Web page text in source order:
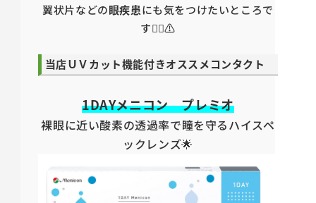
翼状片などの眼疾患にも気をつけたいところで
す😵‍💫⚠️
当店ＵＶカット機能付きオススメコンタクト
1DAYメニコン プレミオ
裸眼に近い酸素の透過率で瞳を守るハイスペ
ックレンズ🌟